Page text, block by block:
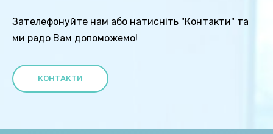
Зателефонуйте нам або натисніть "Контакти" та
ми радо Вам допоможемо!
КОНТАКТИ